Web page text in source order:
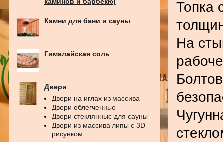
Камни для бани и сауны
Гималайская соль
Двери
Двери на иглах из массива
Двери облегченные
Двери стеклянные для сауны
Двери из массива липы с 3D
рисунком
Топка
На